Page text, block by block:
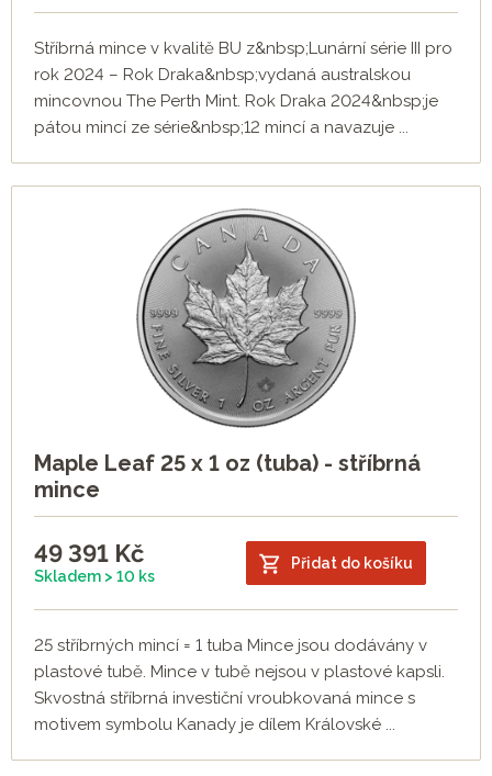
Stříbrná mince v kvalitě BU z&nbsp;Lunární série III pro
rok 2024 – Rok Draka&nbsp;vydaná australskou
mincovnou The Perth Mint. Rok Draka 2024&nbsp;je
pátou mincí ze série&nbsp;12 mincí a navazuje ...
Maple Leaf 25 x 1 oz (tuba) - stříbrná
mince
49 391 Kč
Skladem > 10 ks
Přidat do košíku
25 stříbrných mincí = 1 tuba Mince jsou dodávány v
plastové tubě. Mince v tubě nejsou v plastové kapsli.
Skvostná stříbrná investiční vroubkovaná mince s
motivem symbolu Kanady je dílem Královské ...